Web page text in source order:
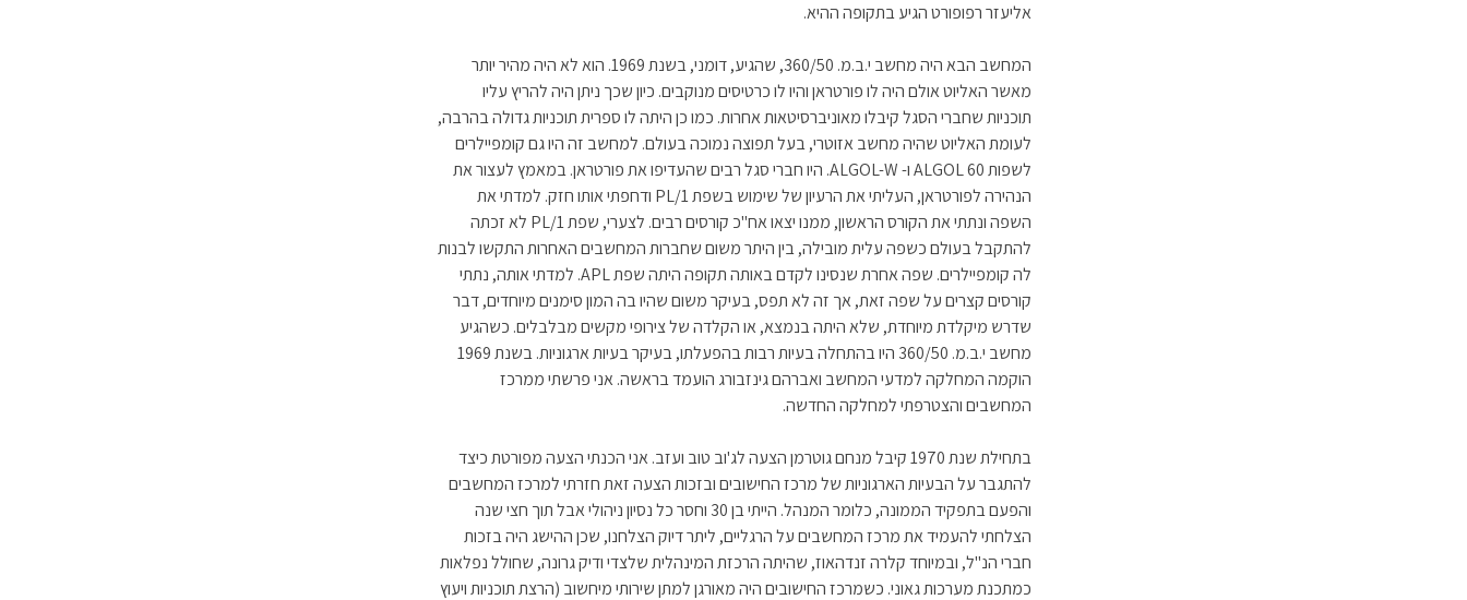
אליעזר רפופורט הגיע בתקופה ההיא.
המחשב הבא היה מחשב י.ב.מ. 360/50, שהגיע, דומני, בשנת 1969. הוא לא היה מהיר יותר
מאשר האליוט אולם היה לו פורטראן והיו לו כרטיסים מנוקבים. כיון שכך ניתן היה להריץ עליו
תוכניות שחברי הסגל קיבלו מאוניברסיטאות אחרות. כמו כן היתה לו ספרית תוכניות גדולה בהרבה,
לעומת האליוט שהיה מחשב אזוטרי, בעל תפוצה נמוכה בעולם. למחשב זה היו גם קומפיילרים
לשפות 60 ALGOL ו- ALGOL-W. היו חברי סגל רבים שהעדיפו את פורטראן. במאמץ לעצור את
הנהירה לפורטראן, העליתי את הרעיון של שימוש בשפת PL/1 ודחפתי אותו חזק. למדתי את
השפה ונתתי את הקורס הראשון, ממנו יצאו אח"כ קורסים רבים. לצערי, שפת PL/1 לא זכתה
להתקבל בעולם כשפה עלית מובילה, בין היתר משום שחברות המחשבים האחרות התקשו לבנות
לה קומפיילרים. שפה אחרת שנסינו לקדם באותה תקופה היתה שפת APL. למדתי אותה, נתתי
קורסים קצרים על שפה זאת, אך זה לא תפס, בעיקר משום שהיו בה המון סימנים מיוחדים, דבר
שדרש מיקלדת מיוחדת, שלא היתה בנמצא, או הקלדה של צירופי מקשים מבלבלים. כשהגיע
מחשב י.ב.מ. 360/50 היו בהתחלה בעיות רבות בהפעלתו, בעיקר בעיות ארגוניות. בשנת 1969
הוקמה המחלקה למדעי המחשב ואברהם גינזבורג הועמד בראשה. אני פרשתי ממרכז
המחשבים והצטרפתי למחלקה החדשה.
בתחילת שנת 1970 קיבל מנחם גוטרמן הצעה לג'וב טוב ועזב. אני הכנתי הצעה מפורטת כיצד
להתגבר על הבעיות הארגוניות של מרכז החישובים ובזכות הצעה זאת חזרתי למרכז המחשבים
והפעם בתפקיד הממונה, כלומר המנהל. הייתי בן 30 וחסר כל נסיון ניהולי אבל תוך חצי שנה
הצלחתי להעמיד את מרכז המחשבים על הרגליים, ליתר דיוק הצלחנו, שכן ההישג היה בזכות
חברי הנ"ל, ובמיוחד קלרה זנדהאוז, שהיתה הרכזת המינהלית שלצדי ודיק גרונה, שחולל נפלאות
כמתכנת מערכות גאוני. כשמרכז החישובים היה מאורגן למתן שירותי מיחשוב (הרצת תוכניות ויעוץ